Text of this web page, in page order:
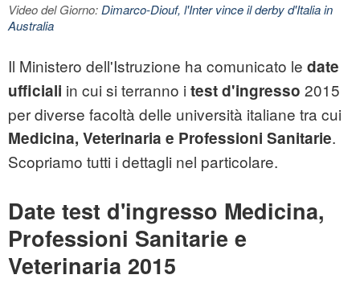
Video del Giorno:Dimarco-Diouf, l'Inter vince il derby d'Italia in
Australia
Il Ministero dell'Istruzione ha comunicato le date
ufficiali in cui si terranno i test d'ingresso 2015
per diverse facoltà delle università italiane tra cui
Medicina, Veterinaria e Professioni Sanitarie.
Scopriamo tutti i dettagli nel particolare.
Date test d'ingresso Medicina,
Professioni Sanitarie e
Veterinaria 2015